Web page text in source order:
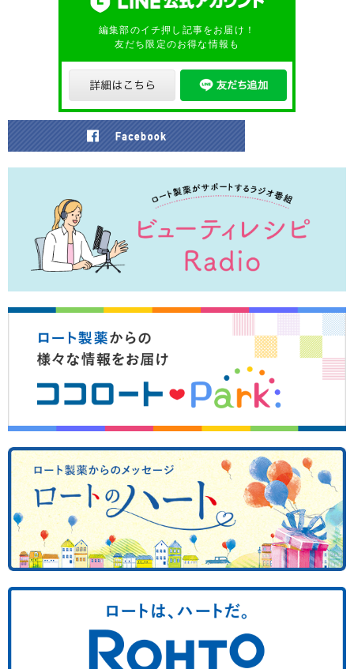
編集部のイチ押し記事をお届け！
友だち限定のお得な情報も